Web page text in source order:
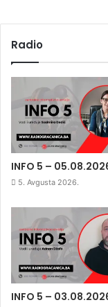
Radio
INFO 5 –
5. Avgusta 2026.
INFO 5 –